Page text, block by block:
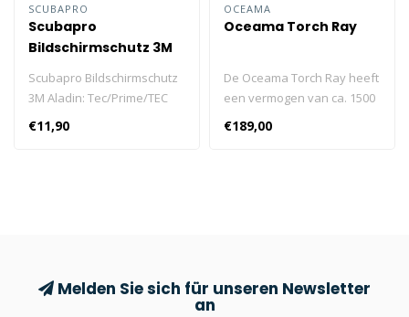
SCUBAPRO
Scubapro
Bildschirmschutz 3M
2G/ Pro Ultra
Scubapro Bildschirmschutz
3M Aladin: Tec/Prime/TEC
2G/2G/One/Matrix.
€11,90
OCEAMA
Oceama Torch Ray
De Oceama Torch Ray heeft
een vermogen van ca. 1500
lumen, 3 stand en
ingebouwde beveiliging
€189,00
Melden Sie sich für unseren Newsletter
an